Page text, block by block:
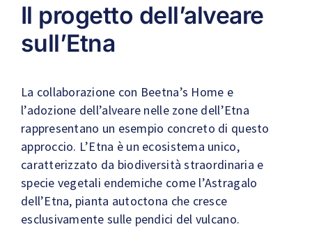
Il progetto dell’alveare
sull’Etna
La collaborazione con Beetna’s Home e
l’adozione dell’alveare nelle zone dell’Etna
rappresentano un esempio concreto di questo
approccio. L’Etna è un ecosistema unico,
caratterizzato da biodiversità straordinaria e
specie vegetali endemiche come l’Astragalo
dell’Etna, pianta autoctona che cresce
esclusivamente sulle pendici del vulcano.